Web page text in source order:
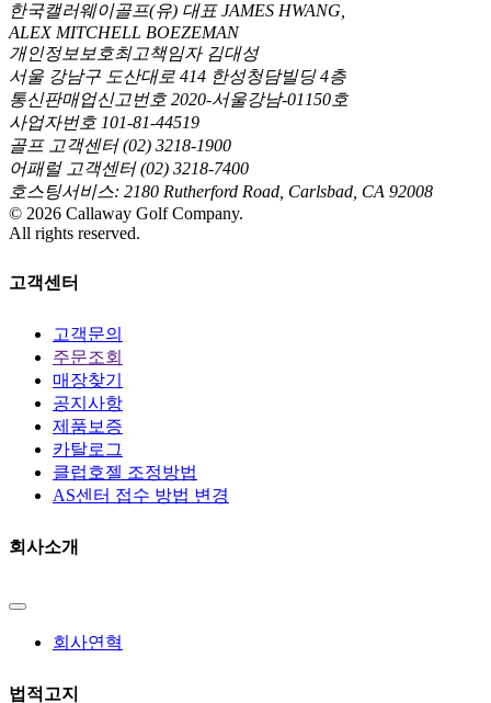
한국캘러웨이골프(유) 대표 JAMES HWANG,
ALEX MITCHELL BOEZEMAN
개인정보보호최고책임자 김대성
서울 강남구 도산대로 414 한성청담빌딩 4층
통신판매업신고번호 2020-서울강남-01150호
사업자번호 101-81-44519
골프 고객센터 (02) 3218-1900
어패럴 고객센터 (02) 3218-7400
호스팅서비스: 2180 Rutherford Road, Carlsbad, CA 92008
© 2026 Callaway Golf Company.
All rights reserved.
고객센터
고객문의
주문조회
매장찾기
공지사항
제품보증
카탈로그
클럽호젤 조정방법
AS센터 접수 방법 변경
회사소개
회사연혁
법적고지